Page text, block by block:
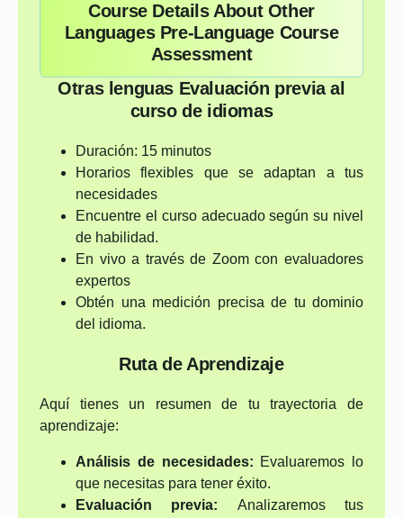
Course Details About Other
Languages Pre-Language Course
Assessment
Otras lenguas Evaluación previa al
curso de idiomas
Duración: 15 minutos
Horarios flexibles que se adaptan a tus
necesidades
Encuentre el curso adecuado según su nivel
de habilidad.
En vivo a través de Zoom con evaluadores
expertos
Obtén una medición precisa de tu dominio
del idioma.
Ruta de Aprendizaje
Aquí tienes un resumen de tu trayectoria de
aprendizaje:
Análisis de necesidades: Evaluaremos lo
que necesitas para tener éxito.
Evaluación previa: Analizaremos tus